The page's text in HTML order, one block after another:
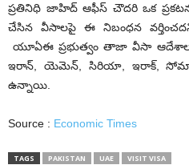
ప్రతినిధి జాహిద్ ఆఫీస్ చౌదరి ఒక
చేసిన వీసాల‌పై ఈ నిబంధ‌న
యూఏఈ ప్రభుత్వం తాజా వీసా
ఇరాన్, యెమెన్, సిరియా, ఇరాక్,
ఉన్నాయి.
Source : Economic Times
TAGS PAKISTAN UAE VISIT VISA